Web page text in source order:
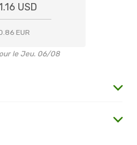
USD
EUR
le Jeu. 06/08